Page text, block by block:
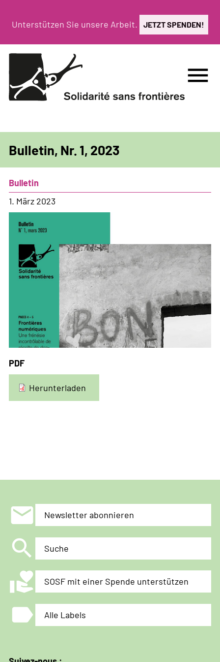
zumUnterstützen Sie unsere Arbeit. JETZT SPENDEN!
menu
Bulletin, Nr. 1, 2023
Bulletin
1. März 2023
PDF
Herunterladen
mail Newsletter abonnieren
search Suche
volunteer_activism SOSF mit einer Spende unterstützen
label Alle Labels